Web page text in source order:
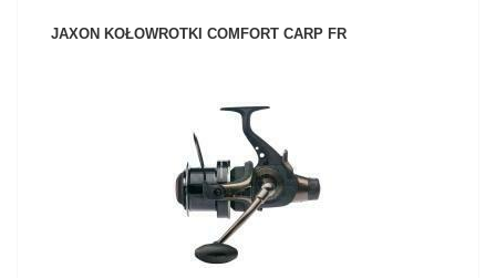
JAXON KOŁOWROTKI COMFORT CARP FR
ZOBACZ PRODUKT